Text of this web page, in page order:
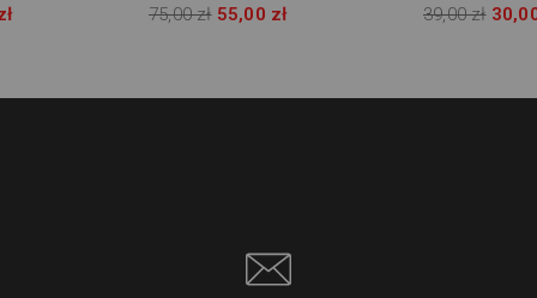
75,00 zł 55,00 zł 39,00 zł